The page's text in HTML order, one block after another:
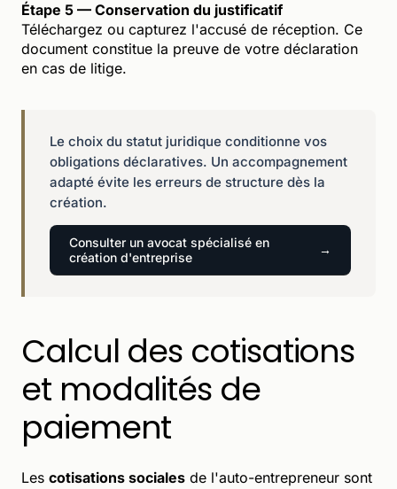
Étape 5 — Conservation du justificatif
Téléchargez ou capturez l'accusé de réception. Ce
document constitue la preuve de votre déclaration
en cas de litige.
Le choix du statut juridique conditionne vos
obligations déclaratives. Un accompagnement
adapté évite les erreurs de structure dès la
création.
Consulter un avocat spécialisé en
création d'entreprise
Calcul des cotisations
et modalités de
paiement
Les cotisations sociales de l'auto-entrepreneur sont